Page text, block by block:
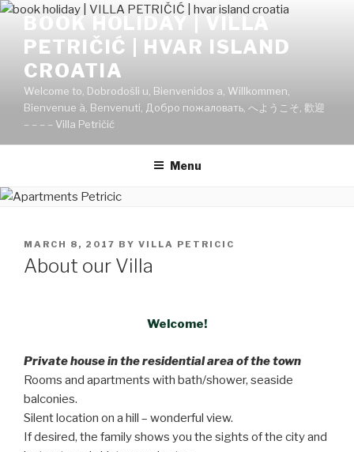
Skip
content
BOOK HOLIDAY | VILLA
PETRIČIĆ | HVAR ISLAND
CROATIA
Welcome to, Dobrodošli u, Bienvenidos a, Willkommen,
Bienvenue à, Benvenuti, Добро пожаловать, へようこそ, 歡迎
– – – – Villa Petričić
Menu
POSTED
ON
MARCH 8, 2017 BY VILLA PETRICIC
About our Villa
Welcome!
Private house in the residential area of the town
Rooms and apartments with bath/shower, seaside
balconies.
Silent location on a hill – wonderful view.
If desired, the family shows you the sights of the city and